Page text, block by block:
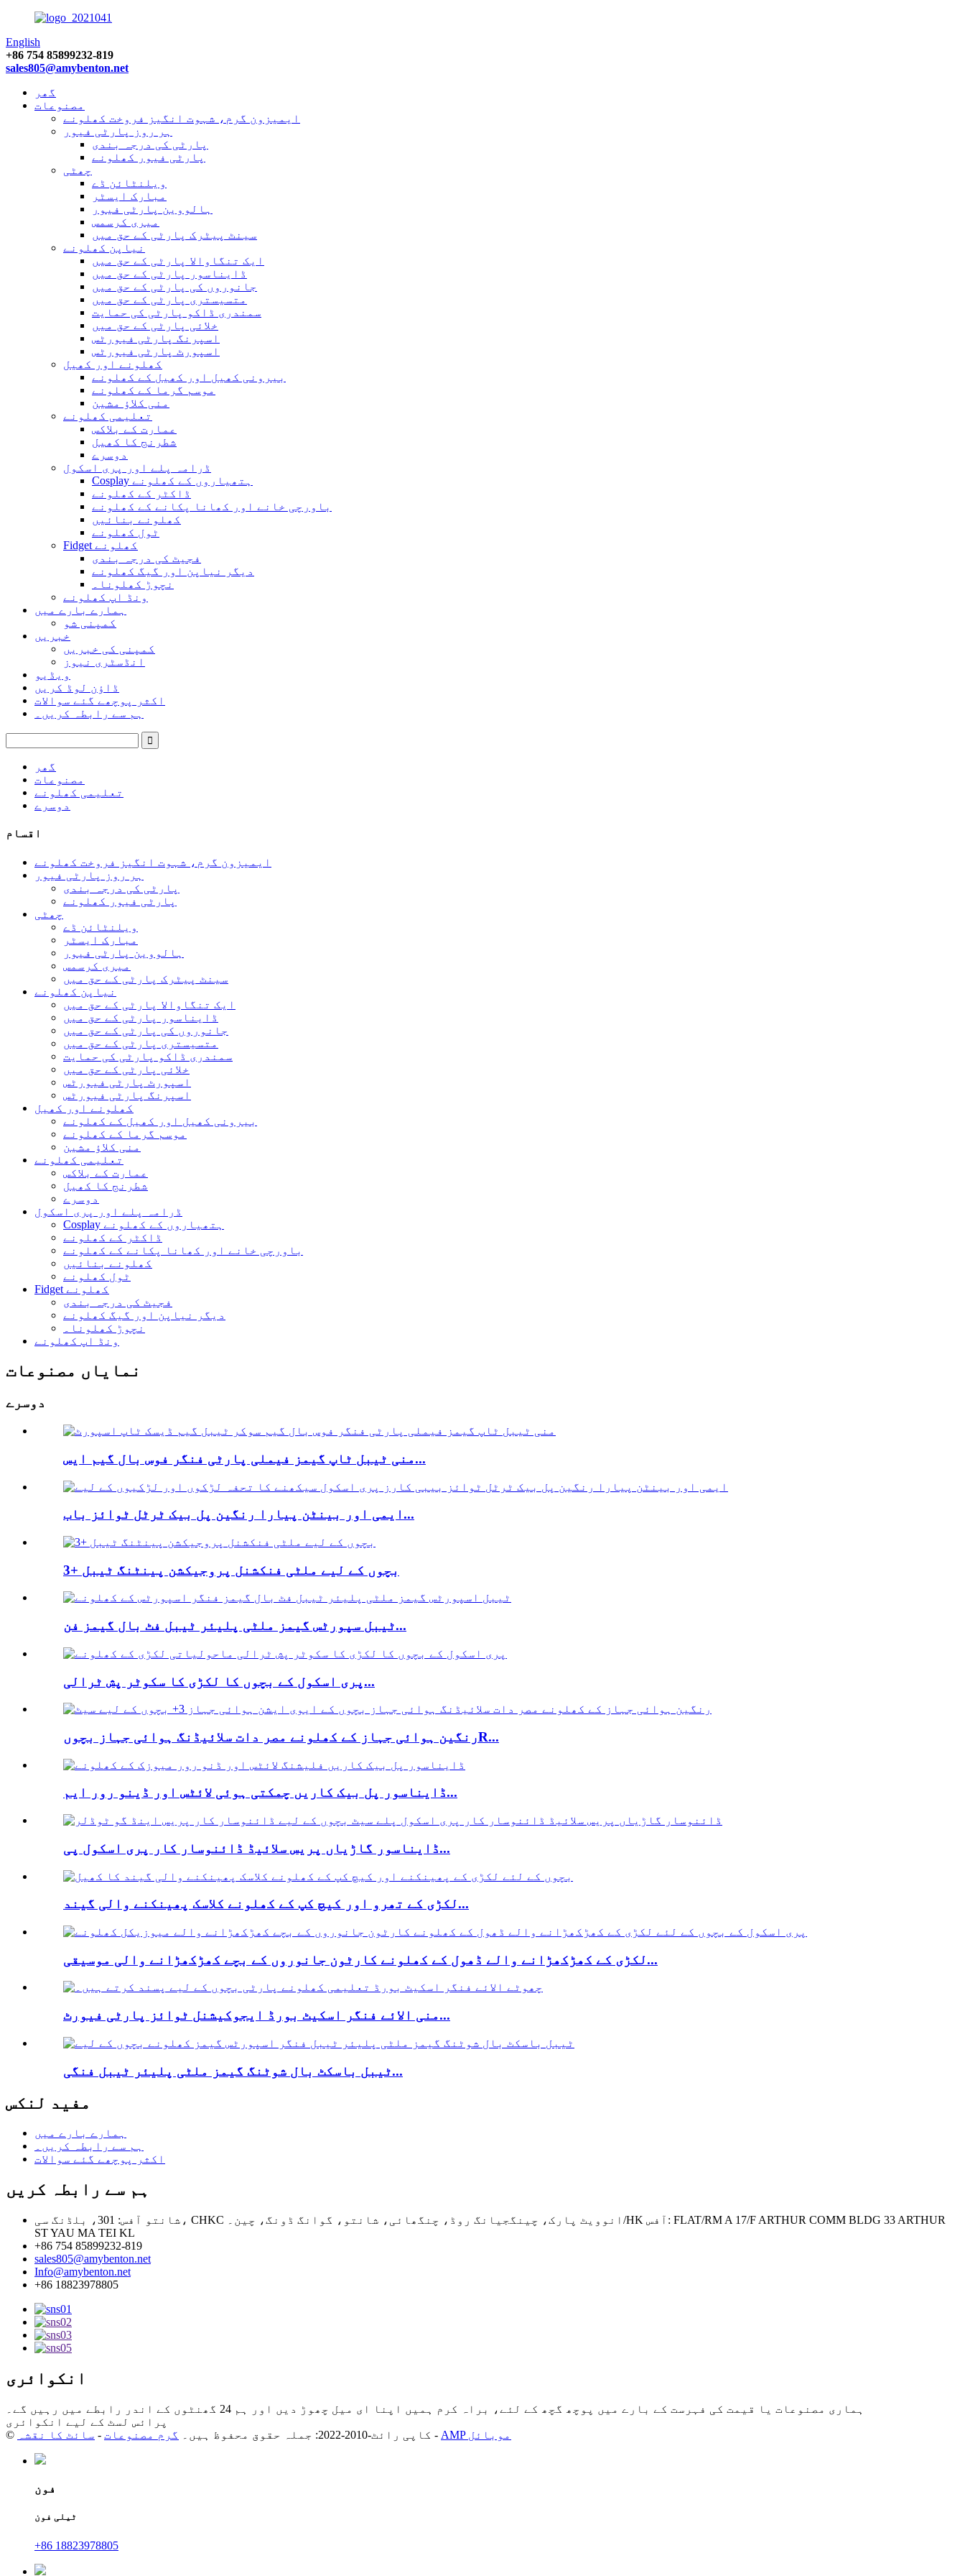
English
+86 754 85899232-819
sales805@amybenton.net
گھر
مصنوعات
ایمیزون گرم، شہوت انگیز فروخت کھلونے
ہر روز پارٹی فیور
پارٹی کی درجہ بندی
پارٹی فیور کھلونے
چھٹی
ویلنٹائن ڈے
مبارک ایسٹر
ہالووین پارٹی فیور
میری کرسمس
سینٹ پیٹرک پارٹی کے حق میں
نیاپن کھلونے
ایک تنگاوالا پارٹی کے حق میں
ڈایناسور پارٹی کے حق میں
جانوروں کی پارٹی کے حق میں
متسیستری پارٹی کے حق میں
سمندری ڈاکو پارٹی کی حمایت
خلائی پارٹی کے حق میں
اسپرنگ پارٹی فیورٹس
اسپورٹ پارٹی فیورٹس
کھلونے اور کھیل
بیرونی کھیل اور کھیل کے کھلونے
موسم گرما کے کھلونے
منی کلاؤ مشین
تعلیمی کھلونے
عمارت کے بلاکس
شطرنج کا کھیل
دوسرے
ڈرامہ پلے اور پری اسکول
Cosplay ہتھیاروں کے کھلونے
ڈاکٹر کے کھلونے
باورچی خانے اور کھانا پکانے کے کھلونے
کھلونے بنائیں
ٹول کھلونے
Fidget کھلونے
فجیٹ کی درجہ بندی
دیگر نیاپن اور گیگ کھلونے
نچوڑ کھلونا۔
ونڈ اپ کھلونے
ہمارے بارے میں
کمپنی شو
خبریں
کمپنی کی خبریں
انڈسٹری نیوز
ویڈیو
ڈاؤن لوڈ کریں
اکثر پوچھے گئے سوالات
ہم سے رابطہ کریں۔
گھر
مصنوعات
تعلیمی کھلونے
دوسرے
اقسام
ایمیزون گرم، شہوت انگیز فروخت کھلونے
ہر روز پارٹی فیور
پارٹی کی درجہ بندی
پارٹی فیور کھلونے
چھٹی
ویلنٹائن ڈے
مبارک ایسٹر
ہالووین پارٹی فیور
میری کرسمس
سینٹ پیٹرک پارٹی کے حق میں
نیاپن کھلونے
ایک تنگاوالا پارٹی کے حق میں
ڈایناسور پارٹی کے حق میں
جانوروں کی پارٹی کے حق میں
متسیستری پارٹی کے حق میں
سمندری ڈاکو پارٹی کی حمایت
خلائی پارٹی کے حق میں
اسپورٹ پارٹی فیورٹس
اسپرنگ پارٹی فیورٹس
کھلونے اور کھیل
بیرونی کھیل اور کھیل کے کھلونے
موسم گرما کے کھلونے
منی کلاؤ مشین
تعلیمی کھلونے
عمارت کے بلاکس
شطرنج کا کھیل
دوسرے
ڈرامہ پلے اور پری اسکول
Cosplay ہتھیاروں کے کھلونے
ڈاکٹر کے کھلونے
باورچی خانے اور کھانا پکانے کے کھلونے
کھلونے بنائیں
ٹول کھلونے
Fidget کھلونے
فجیٹ کی درجہ بندی
دیگر نیاپن اور گیگ کھلونے
نچوڑ کھلونا۔
ونڈ اپ کھلونے
نمایاں مصنوعات
دوسرے
منی ٹیبل ٹاپ گیمز فیملی پارٹی فنگر فوس بال گیم ایس...
ایمی اور بینٹن پیارا رنگین پل بیک ٹرٹل ٹوائز باب...
3+ بچوں کے لیے ملٹی فنکشنل پروجیکشن پینٹنگ ٹیبل
ٹیبل سپورٹس گیمز ملٹی پلیئر ٹیبل فٹ بال گیمز فن...
پری اسکول کے بچوں کا لکڑی کا سکوٹر پش ٹرالی...
رنگین ہوائی جہاز کے کھلونے مصر دات سلائیڈنگ ہوائی جہاز بچوںR...
ڈایناسور پل بیک کاریں چمکتی ہوئی لائٹس اور ڈینو رور ایم...
ڈایناسور گاڑیاں پریس سلائیڈ ڈائنوسار کار پری اسکول پی...
لکڑی کے تھرو اور کیچ کپ کے کھلونے کلاسک پھینکنے والی گیند...
لکڑی کے کھڑکھڑانے والے ڈھول کے کھلونے کارٹون جانوروں کے بچے کھڑکھڑانے والی موسیقی...
منی الائے فنگر اسکیٹ بورڈ ایجوکیشنل ٹوائز پارٹی فیورٹ...
ٹیبل باسکٹ بال شوٹنگ گیمز ملٹی پلیئر ٹیبل فنگی...
مفید لنکس
ہمارے بارے میں
ہم سے رابطہ کریں۔
اکثر پوچھے گئے سوالات
ہم سے رابطہ کریں
شانتو آفس: 301، بلڈنگ سی، CHKC انوویٹ پارک، چینگجیانگ روڈ، چنگھائی، شانتو، گوانگ ڈونگ، چین۔/HK آفس: FLAT/RM A 17/F ARTHUR COMM BLDG 33 ARTHUR
ST YAU MA TEI KL
+86 754 85899232-819
sales805@amybenton.net
Info@amybenton.net
+86 18823978805
انکوائری
ہماری مصنوعات یا قیمت کی فہرست کے بارے میں پوچھ گچھ کے لئے، براہ کرم ہمیں اپنا ای میل چھوڑ دیں اور ہم 24 گھنٹوں کے اندر رابطے میں رہیں گے۔
پرائس لسٹ کے لیے انکوائری
© کاپی رائٹ-2010-2022: جملہ حقوق محفوظ ہیں۔
گرم مصنوعات - سائٹ کا نقشہ - AMP موبائل
فون
ٹیلی فون
+86 18823978805